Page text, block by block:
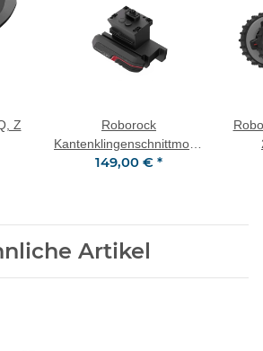
Z
Roborock
Kantenklingenschnittmodul
AWD für Z-Serie
149,00 € *
Artikel